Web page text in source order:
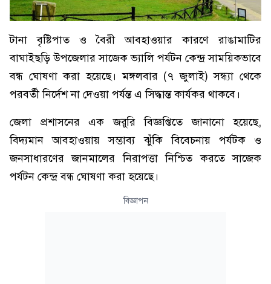
টানা বৃষ্টিপাত ও বৈরী আবহাওয়ার কারণে রাঙামাটির
বাঘাইছড়ি উপজেলার সাজেক ভ্যালি পর্যটন কেন্দ্র সাময়িকভাবে
বন্ধ ঘোষণা করা হয়েছে। মঙ্গলবার (৭ জুলাই) সন্ধ্যা থেকে
পরবর্তী নির্দেশ না দেওয়া পর্যন্ত এ সিদ্ধান্ত কার্যকর থাকবে।
জেলা প্রশাসনের এক জরুরি বিজ্ঞপ্তিতে জানানো হয়েছে,
বিদ্যমান আবহাওয়ায় সম্ভাব্য ঝুঁকি বিবেচনায় পর্যটক ও
জনসাধারণের জানমালের নিরাপত্তা নিশ্চিত করতে সাজেক
পর্যটন কেন্দ্র বন্ধ ঘোষণা করা হয়েছে।
বিজ্ঞাপন